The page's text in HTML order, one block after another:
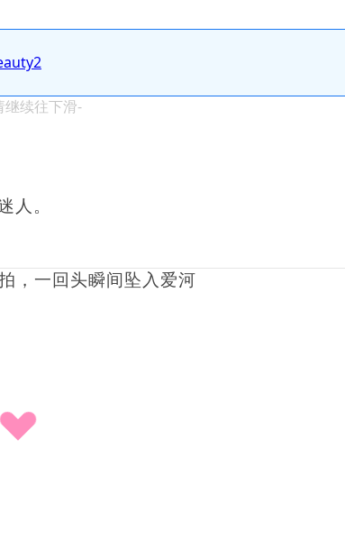
继续往下滑-
。